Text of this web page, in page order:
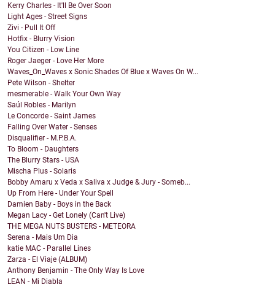
Kerry Charles - It'll Be Over Soon
Light Ages - Street Signs
Zivi - Pull It Off
Hotfix - Blurry Vision
You Citizen - Low Line
Roger Jaeger - Love Her More
Waves_On_Waves x Sonic Shades Of Blue x Waves On W...
Pete Wilson - Shelter
mesmerable - Walk Your Own Way
Saúl Robles - Marilyn
Le Concorde - Saint James
Falling Over Water - Senses
Disqualifier - M.P.B.A.
To Bloom - Daughters
The Blurry Stars - USA
Mischa Plus - Solaris
Bobby Amaru x Veda x Saliva x Judge & Jury - Someb...
Up From Here - Under Your Spell
Damien Baby - Boys in the Back
Megan Lacy - Get Lonely (Can't Live)
THE MEGA NUTS BUSTERS - METEORA
Serena - Mais Um Dia
katie MAC - Parallel Lines
Zarza - El Viaje (ALBUM)
Anthony Benjamin - The Only Way Is Love
LEAN - Mi Diabla